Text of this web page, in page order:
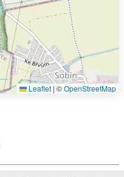
Leaflet |©OpenStreetMap